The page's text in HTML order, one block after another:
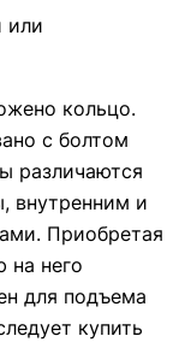
или
кольцо.
с болтом
различаются
внутренним и
Приобретая
на него
для подъема
купить